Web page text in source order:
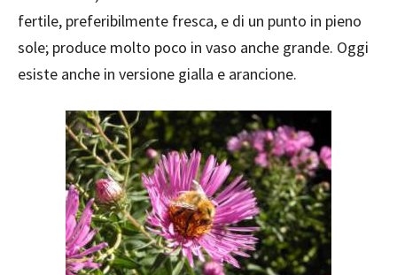
fertile, preferibilmente fresca, e di un punto in pieno
sole; produce molto poco in vaso anche grande. Oggi
esiste anche in versione gialla e arancione.